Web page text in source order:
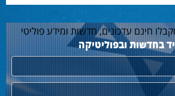
חינם עדכונים, חדשות ומידע פוליטי
בחדשות ובפוליטיקה